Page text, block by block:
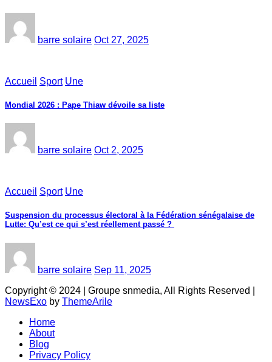
barre solaire Oct 27, 2025
Accueil Sport Une
Mondial 2026 : Pape Thiaw dévoile sa liste
barre solaire Oct 2, 2025
Accueil Sport Une
‎Suspension du processus électoral à la Fédération sénégalaise de
Lutte: Qu’est ce qui s’est réellement passé ? ‎‎
barre solaire Sep 11, 2025
Copyright © 2024 | Groupe snmedia, All Rights Reserved
NewsExo by ThemeArile
Home
About
Blog
Privacy Policy